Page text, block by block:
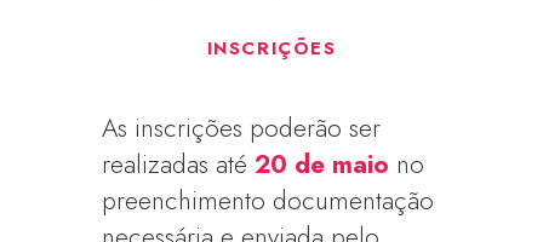
INSCRIÇÕES
As inscrições poderão ser
realizadas até20 de maio no
preenchimento documentação